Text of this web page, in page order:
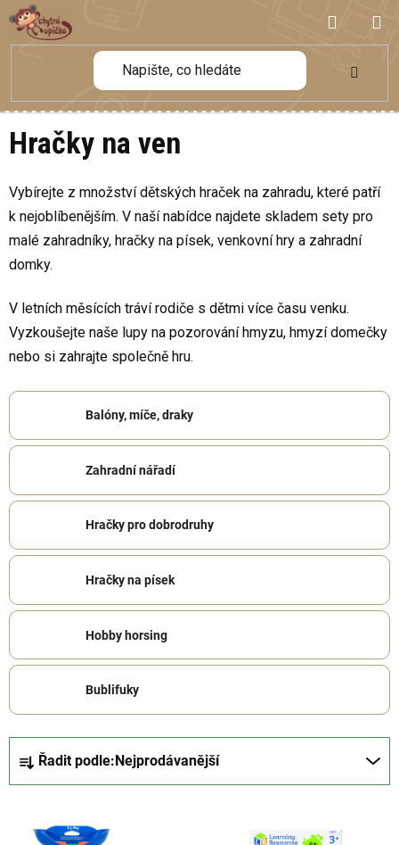
Přejít
na
obsah
KOŠÍK
Hračky na ven
Vybírejte z množství dětských hraček na zahradu, které patří
k nejoblíbenějším. V naší nabídce najdete skladem sety pro
malé zahradníky, hračky na písek, venkovní hry a zahradní
domky.
V letních měsících tráví rodiče s dětmi více času venku.
Vyzkoušejte naše lupy na pozorování hmyzu, hmyzí domečky
nebo si zahrajte společně hru.
Balóny, míče, draky
Zahradní nářadí
Hračky pro dobrodruhy
Hračky na písek
Hobby horsing
Bublifuky
Řadit podle:Nejprodávanější